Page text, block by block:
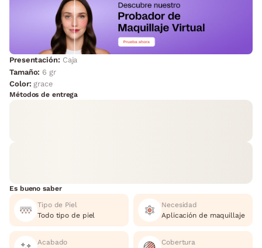
Presentación: Caja
Tamaño: 6 gr
Color:grace
Métodos de entrega
Es bueno saber
Tipo de Piel
Todo tipo de piel
Necesidad
Aplicación de maquillaje
Acabado
Cobertura